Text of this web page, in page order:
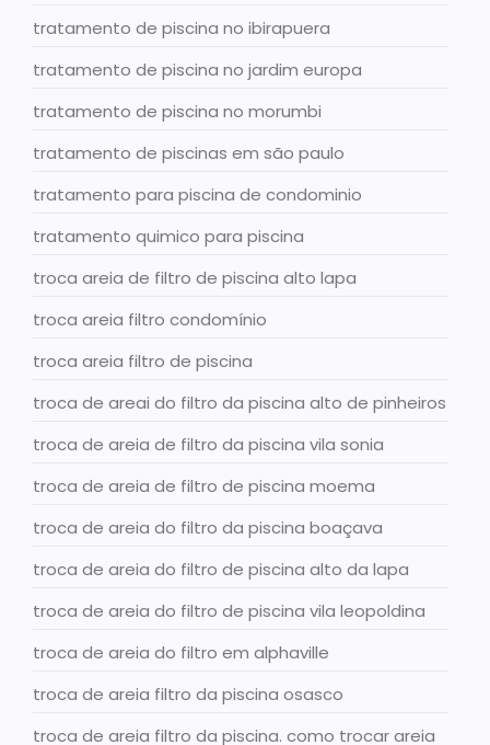
tratamento de piscina no ibirapuera
tratamento de piscina no jardim europa
tratamento de piscina no morumbi
tratamento de piscinas em são paulo
tratamento para piscina de condominio
tratamento quimico para piscina
troca areia de filtro de piscina alto lapa
troca areia filtro condomínio
troca areia filtro de piscina
troca de areai do filtro da piscina alto de pinheiros
troca de areia de filtro da piscina vila sonia
troca de areia de filtro de piscina moema
troca de areia do filtro da piscina boaçava
troca de areia do filtro de piscina alto da lapa
troca de areia do filtro de piscina vila leopoldina
troca de areia do filtro em alphaville
troca de areia filtro da piscina osasco
troca de areia filtro da piscina. como trocar areia